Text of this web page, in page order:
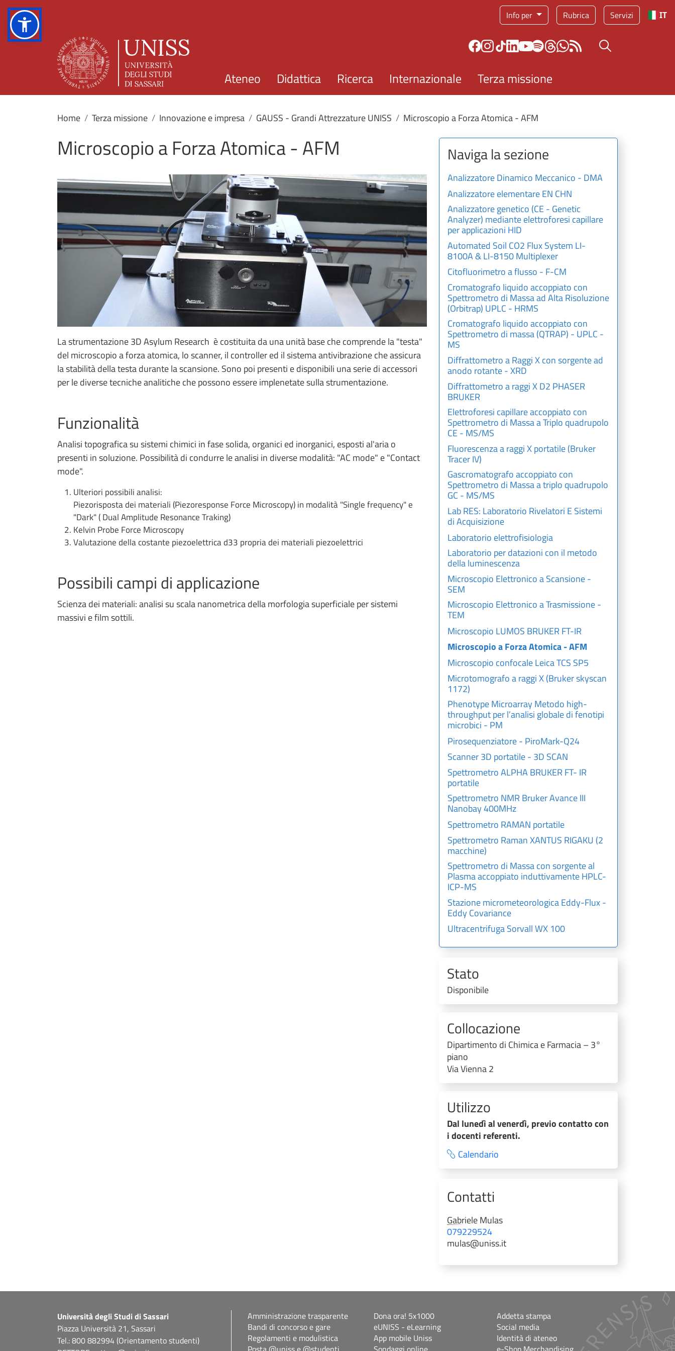
Info per Rubrica Servizi IT
Bottone cerca
Ateneo Didattica Ricerca Internazionale Terza missione
Home Terza missione Innovazione e impresa GAUSS - Grandi Attrezzature UNISS Microscopio a Forza Atomica - AFM
Microscopio a Forza Atomica - AFM
La strumentazione 3D Asylum Research è costituita da una unità base che comprende la "testa"
del microscopio a forza atomica, lo scanner, il controller ed il sistema antivibrazione che assicura
la stabilità della testa durante la scansione. Sono poi presenti e disponibili una serie di accessori
per le diverse tecniche analitiche che possono essere implenetate sulla strumentazione.
Funzionalità
Analisi topografica su sistemi chimici in fase solida, organici ed inorganici, esposti al'aria o
presenti in soluzione. Possibilità di condurre le analisi in diverse modalità: "AC mode" e "Contact
mode".
Ulteriori possibili analisi:
Piezorisposta dei materiali (Piezoresponse Force Microscopy) in modalità "Single frequency" e
"Dark" ( Dual Amplitude Resonance Traking)
Kelvin Probe Force Microscopy
Valutazione della costante piezoelettrica d33 propria dei materiali piezoelettrici
Possibili campi di applicazione
Scienza dei materiali: analisi su scala nanometrica della morfologia superficiale per sistemi
massivi e film sottili.
Naviga la sezione
Analizzatore Dinamico Meccanico - DMA
Analizzatore elementare EN CHN
Analizzatore genetico (CE - Genetic
Analyzer) mediante elettroforesi capillare
per applicazioni HID
Automated Soil CO2 Flux System LI-
8100A & LI-8150 Multiplexer
Citofluorimetro a flusso - F-CM
Cromatografo liquido accoppiato con
Spettrometro di Massa ad Alta Risoluzione
(Orbitrap) UPLC - HRMS
Cromatografo liquido accoppiato con
Spettrometro di massa (QTRAP) - UPLC -
MS
Diffrattometro a Raggi X con sorgente ad
anodo rotante - XRD
Diffrattometro a raggi X D2 PHASER
BRUKER
Elettroforesi capillare accoppiato con
Spettrometro di Massa a Triplo quadrupolo
CE - MS/MS
Fluorescenza a raggi X portatile (Bruker
Tracer IV)
Gascromatografo accoppiato con
Spettrometro di Massa a triplo quadrupolo
GC - MS/MS
Lab RES: Laboratorio Rivelatori E Sistemi
di Acquisizione
Laboratorio elettrofisiologia
Laboratorio per datazioni con il metodo
della luminescenza
Microscopio Elettronico a Scansione -
SEM
Microscopio Elettronico a Trasmissione -
TEM
Microscopio LUMOS BRUKER FT-IR
Microscopio a Forza Atomica - AFM
Microscopio confocale Leica TCS SP5
Microtomografo a raggi X (Bruker skyscan
1172)
Phenotype Microarray Metodo high-
throughput per l’analisi globale di fenotipi
microbici - PM
Pirosequenziatore - PiroMark-Q24
Scanner 3D portatile - 3D SCAN
Spettrometro ALPHA BRUKER FT- IR
portatile
Spettrometro NMR Bruker Avance III
Nanobay 400MHz
Spettrometro RAMAN portatile
Spettrometro Raman XANTUS RIGAKU (2
macchine)
Spettrometro di Massa con sorgente al
Plasma accoppiato induttivamente HPLC-
ICP-MS
Stazione micrometeorologica Eddy-Flux -
Eddy Covariance
Ultracentrifuga Sorvall WX 100
Stato
Disponibile
Collocazione
Dipartimento di Chimica e Farmacia – 3°
piano
Via Vienna 2
Utilizzo
Dal lunedì al venerdì, previo contatto con
i docenti referenti.
Calendario
Contatti
GabrieleMulas
079229524
mulas@uniss.it
Università degli Studi di Sassari
Piazza Università 21, Sassari
Tel.: 800 882994 (Orientamento studenti)
Amministrazione trasparente
Bandi di concorso e gare
Regolamenti e modulistica
Dona ora! 5x1000
eUNISS - eLearning
App mobile Uniss
Addetta stampa
Social media
Identità di ateneo